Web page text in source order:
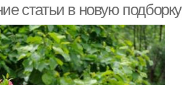
статьи в новую подборку